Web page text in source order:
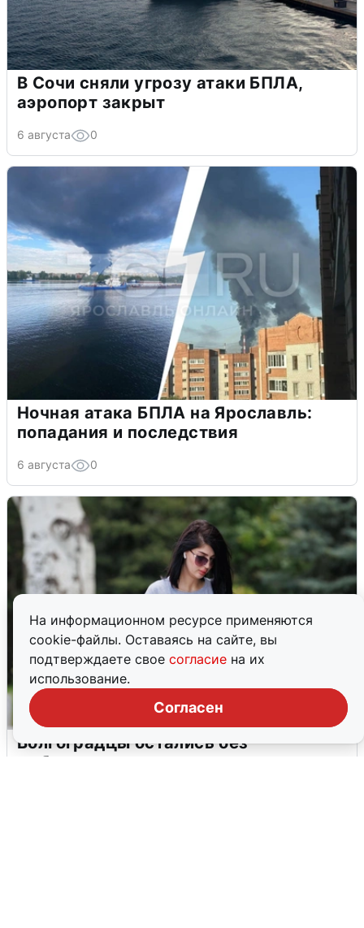
На информационном ресурсе применяются
cookie-файлы. Оставаясь на сайте, вы
подтверждаете свое согласие на их
использование.
Согласен
В Сочи сняли угрозу атаки БПЛА,
аэропорт закрыт
6 августа 0
Ночная атака БПЛА на Ярославль:
попадания и последствия
6 августа 0
Волгоградцы остались без
мобильного интернета